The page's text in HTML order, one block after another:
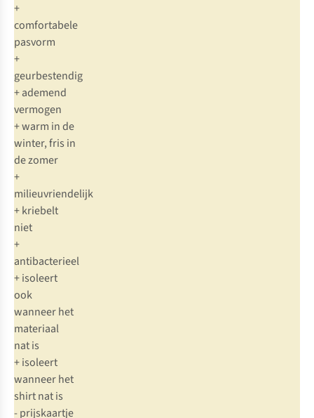
+
comfortabele
pasvorm
+
geurbestendig
+ ademend
vermogen
+ warm in de
winter, fris in
de zomer
+
milieuvriendelijk
+ kriebelt
niet
+
antibacterieel
+ isoleert
ook
wanneer het
materiaal
nat is
+ isoleert
wanneer het
shirt nat is
- prijskaartje